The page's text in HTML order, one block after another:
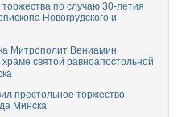
по случаю 30-летия
Новогрудского и
Митрополит Вениамин
святой равноапостольной
престольное торжество
Минска